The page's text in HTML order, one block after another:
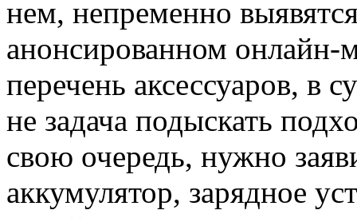
нем, непременно
анонсированном онлайн-
перечень аксессуаров, в
не задача подыскать
свою очередь, нужно
аккумулятор, зарядное